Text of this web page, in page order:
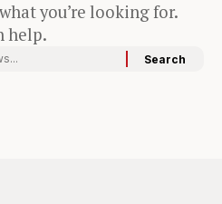
you’re looking for.
help.